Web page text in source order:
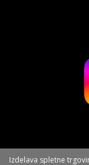
Izdelava spletne